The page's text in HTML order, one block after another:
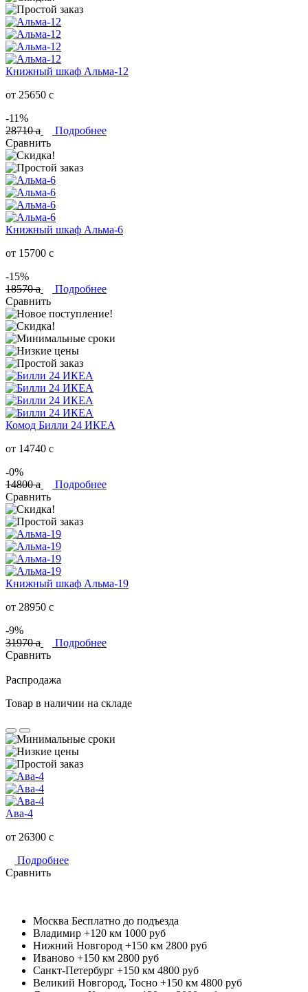
Книжный шкаф Альма-12
от 25650 c
-11%
28710a
Подробнее
Сравнить
Книжный шкаф Альма-6
от 15700 c
-15%
18570a
Подробнее
Сравнить
Комод Билли 24 ИКЕА
от 14740 c
-0%
14800a
Подробнее
Сравнить
Книжный шкаф Альма-19
от 28950 c
-9%
31970a
Подробнее
Сравнить
Распродажа
Товар в наличии на складе
Ава-4
от 26300 c
Подробнее
Сравнить
Москва Бесплатно до подъезда
Владимир +120 км 1000 руб
Нижний Новгород +150 км 2800 руб
Иваново +150 км 2800 руб
Санкт-Петербург +150 км 4800 руб
Великий Новгород, Тосно +150 км 4800 руб